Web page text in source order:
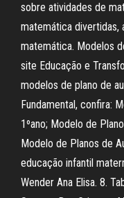
sobre atividades de
matemática divertidas,
matemática. Modelos
site Educação e
modelos de plano de
Fundamental, confira:
1ºano; Modelo de
Modelo de Planos de
educação infantil
Wender Ana Elisa. 8.